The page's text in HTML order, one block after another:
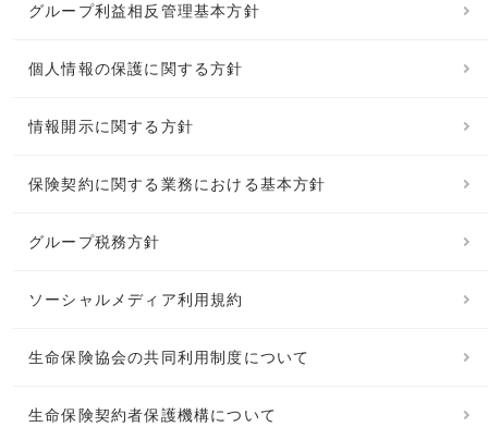
グループ利益相反管理基本方針
個人情報の保護に関する方針
情報開示に関する方針
保険契約に関する業務における基本方針
グループ税務方針
ソーシャルメディア利用規約
生命保険協会の共同利用制度について
生命保険契約者保護機構について